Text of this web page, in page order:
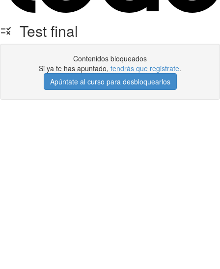
Test final
Contenidos bloqueados
Si ya te has apuntado, tendrás que registrate.
Apúntate al curso para desbloquearlos